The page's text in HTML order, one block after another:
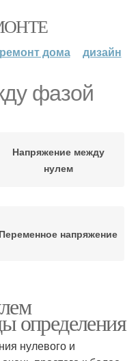
ремонт дома дизайн
фазой
Напряжение между
нулем
Переменное напряжение
определения
нулевого и